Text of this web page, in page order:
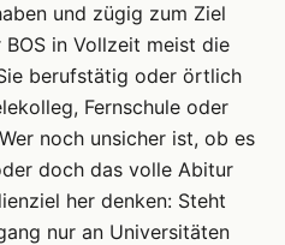
und zügig zum Ziel
in Vollzeit meist die
berufstätig oder örtlich
Fernschule oder
noch unsicher ist, ob es
doch das volle Abitur
her denken: Steht
nur an Universitäten